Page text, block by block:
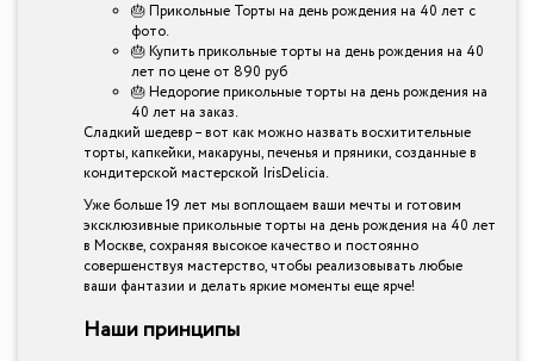
🎂 Прикольные Торты на день рождения на 40 лет с
фото.
🎂 Купить прикольные торты на день рождения на 40
лет по цене от 890 руб
🎂 Недорогие прикольные торты на день рождения на
40 лет на заказ.
Сладкий шедевр – вот как можно назвать восхитительные
торты, капкейки, макаруны, печенья и пряники, созданные в
кондитерской мастерской IrisDelicia.
Уже больше 19 лет мы воплощаем ваши мечты и готовим
эксклюзивные прикольные торты на день рождения на 40 лет
в Москве, сохраняя высокое качество и постоянно
совершенствуя мастерство, чтобы реализовывать любые
ваши фантазии и делать яркие моменты еще ярче!
Наши принципы